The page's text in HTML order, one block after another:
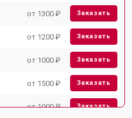
от 1300 ₽ Заказать
от 1200 ₽ Заказать
от 1000 ₽ Заказать
от 1500 ₽ Заказать
от 1000 ₽ Заказать